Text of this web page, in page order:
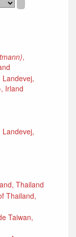
,
Irland
Thailand
Thailand,
Taiwan,